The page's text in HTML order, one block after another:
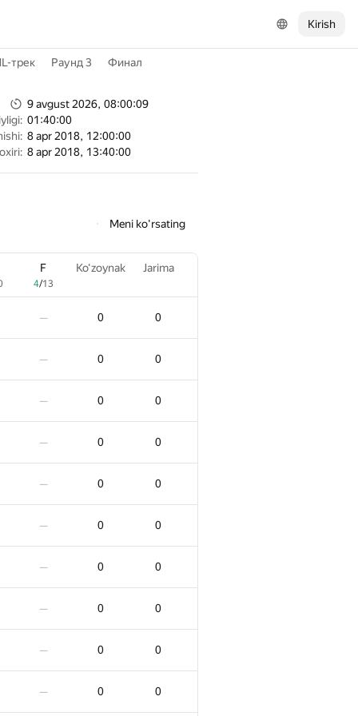
Kirish
трек Раунд 3 Финал
9 avgust 2026, 08:00:09
01:40:00
8 apr 2018, 12:00:00
oxiri: 8 apr 2018, 13:40:00
Meni ko'rsating
F
4/13
Ko‘zoynak Jarima
— 0 0
— 0 0
— 0 0
— 0 0
— 0 0
— 0 0
— 0 0
— 0 0
— 0 0
— 0 0